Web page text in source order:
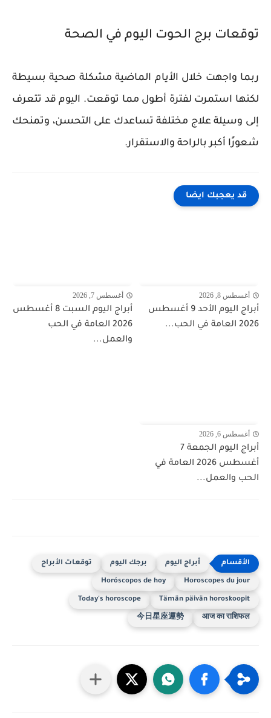
توقعات برج الحوت اليوم في الصحة
ربما واجهت خلال الأيام الماضية مشكلة صحية بسيطة
لكنها استمرت لفترة أطول مما توقعت. اليوم قد تتعرف
إلى وسيلة علاج مختلفة تساعدك على التحسن، وتمنحك
شعورًا أكبر بالراحة والاستقرار.
قد يعجبك ايضا
أغسطس 8, 2026
أبراج اليوم الأحد 9 أغسطس
2026 العامة في الحب...
أغسطس 7, 2026
أبراج اليوم السبت 8 أغسطس
2026 العامة في الحب
والعمل...
أغسطس 6, 2026
أبراج اليوم الجمعة 7
أغسطس 2026 العامة في
الحب والعمل...
أبراج اليوم برجك اليوم توقعات الأبراج
Horoscopes du jour
Horóscopos de hoy
Tämän päivän horoskoopit
Today's horoscope
आज का राशिफल
今日星座運勢